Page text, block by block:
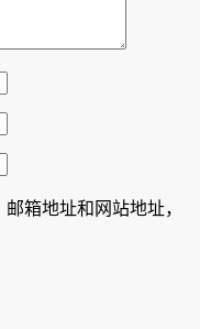
箱地址和网站地址，